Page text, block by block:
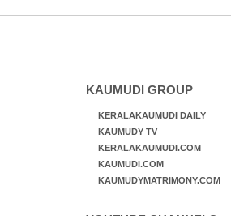
KAUMUDI GROUP
KERALAKAUMUDI DAILY
KAUMUDY TV
KERALAKAUMUDI.COM
KAUMUDI.COM
KAUMUDYMATRIMONY.COM